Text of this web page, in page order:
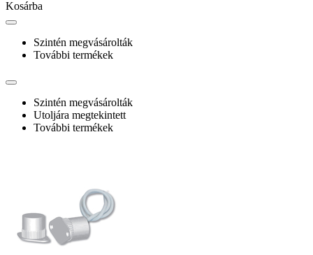
Kosárba
Szintén megvásárolták
További termékek
Szintén megvásárolták
Utoljára megtekintett
További termékek